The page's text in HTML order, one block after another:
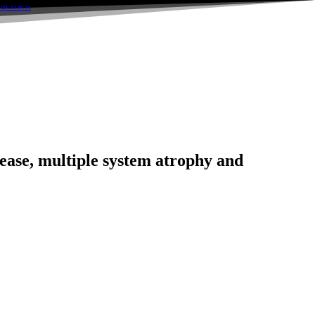
multiple system atrophy and